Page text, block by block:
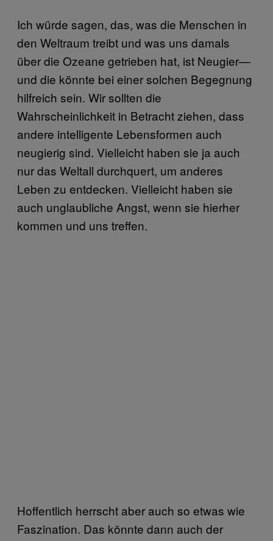
Ich würde sagen, das, was die Menschen in
den Weltraum treibt und was uns damals
über die Ozeane getrieben hat, ist Neugier—
und die könnte bei einer solchen Begegnung
hilfreich sein. Wir sollten die
Wahrscheinlichkeit in Betracht ziehen, dass
andere intelligente Lebensformen auch
neugierig sind. Vielleicht haben sie ja auch
nur das Weltall durchquert, um anderes
Leben zu entdecken. Vielleicht haben sie
auch unglaubliche Angst, wenn sie hierher
kommen und uns treffen.
Hoffentlich herrscht aber auch so etwas wie
Faszination. Das könnte dann auch der